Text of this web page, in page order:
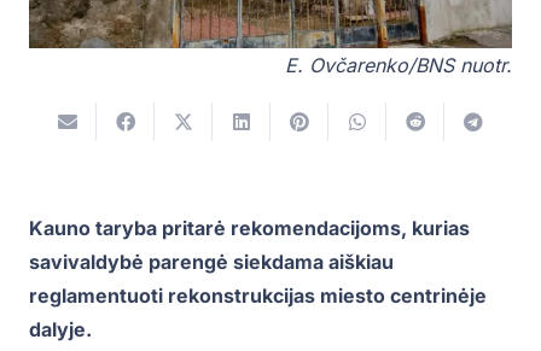
E. Ovčarenko/BNS nuotr.
Kauno taryba pritarė rekomendacijoms, kurias
savivaldybė parengė siekdama aiškiau
reglamentuoti rekonstrukcijas miesto centrinėje
dalyje.